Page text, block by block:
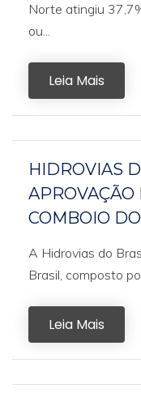
Norte atingiu
ou...
Leia Mais
HIDROVIAS
APROVAÇÃO
COMBOIO
A Hidrovias do
Brasil, composto
Leia Mais